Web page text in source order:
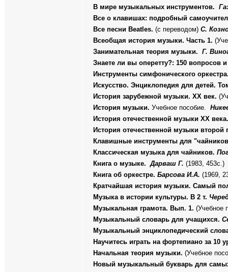
В мире музыкальных инструментов.
Все о клавишах: подробный
Все песни Beatles. (с переводом) С.
Всеобщая история музыки. Часть 1.
Занимательная теория музыки. Г.
Знаете ли вы оперетту?: 150 вопросов
Инструменты симфонического
Искусство. Энциклопедия для детей.
История зарубежной музыки. XX век.
История музыки. Учебное пособие.
История отечественной музыки XX века.
История отечественной музыки
Клавишные инструменты для
Классическая музыка для чайников.
Книга о музыке.Дарваш Г. (1983, 453с.)
Книга об оркестре. Барсова И.А. (1969,
Кратчайшая история музыки. Самый
Музыка в истории культуры. В 2 т.
Музыкальная грамота. Вып. 1. (Учебное
Музыкальный словарь для учащихся.
Музыкальный энциклопедический
Научитесь играть на фортепиано за 10
Начальная теория музыки. (Учебное
Новый музыкальный букварь для